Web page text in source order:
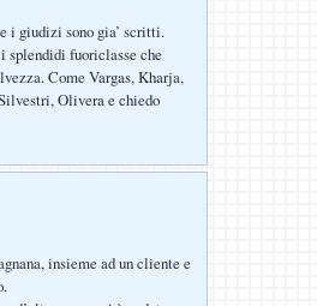
i giudizi sono gia’ scritti.
splendidi fuoriclasse che
Come Vargas, Kharja,
Olivera e chiedo
insieme ad un cliente e